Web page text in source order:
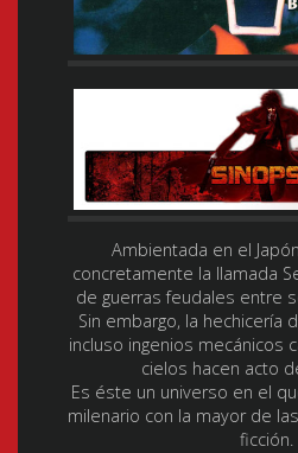
Ambientada en el
concretamente la llamada
de guerras feudales entre
Sin embargo, la hechicería
incluso ingenios mecánicos
cielos hacen acto
Es éste un universo en el
milenario con la mayor de
ficción.